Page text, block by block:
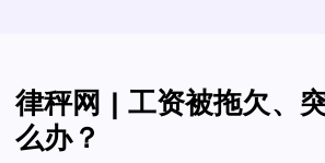
律秤网 | 工资被拖欠、
么办？